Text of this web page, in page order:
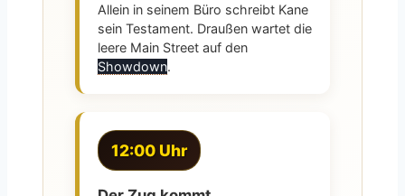
Allein in seinem Büro schreibt Kane
sein Testament. Draußen wartet die
leere Main Street auf den
Showdown.
12:00 Uhr